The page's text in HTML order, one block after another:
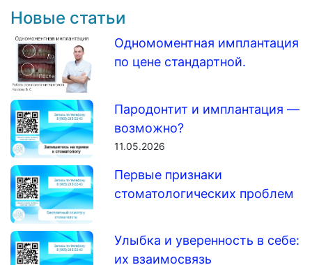
Новые статьи
Одномоментная имплантация
по цене стандартной.
Пародонтит и имплантация —
возможно?
11.05.2026
Первые признаки
стоматологических проблем
Улыбка и уверенность в себе:
их взаимосвязь